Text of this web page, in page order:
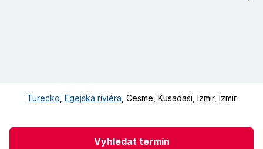
Turecko Egejská riviéra Cesme, Kusadasi, Izmir, Izmir
Vyhledat termín